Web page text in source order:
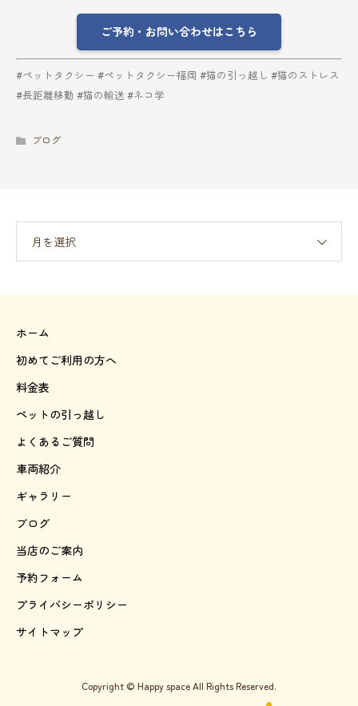
ご予約・お問い合わせはこちら
#ペットタクシー #ペットタクシー福岡 #猫の引っ越し #猫のストレス
#長距離移動 #猫の輸送 #ネコ学
ブログ
月を選択
ホーム
初めてご利用の方へ
料金表
ペットの引っ越し
よくあるご質問
車両紹介
ギャラリー
ブログ
当店のご案内
予約フォーム
プライバシーポリシー
サイトマップ
Copyright © Happy space All Rights Reserved.